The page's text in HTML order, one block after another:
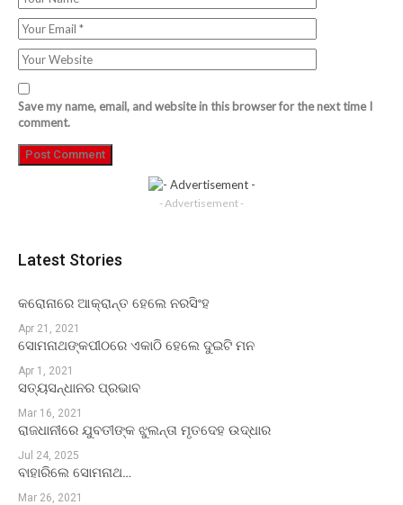
Save my name, email, and website in this browser for the next time I
comment.
- Advertisement -
Latest Stories
କରୋନାରେ ଆକ୍ରାନ୍ତ ହେଲେ ନରସିଂହ
Apr 21, 2021
ସୋମନାଥଙ୍କପୀଠରେ ଏକାଠି ହେଲେ ଦୁଇଟି ମନ
Apr 1, 2021
ସତ୍ୟସନ୍ଧାନର ପ୍ରଭାବ
Mar 16, 2021
ରାଜଧାନୀରେ ଯୁବତୀଙ୍କ ଝୁଲନ୍ତା ମୃତଦେହ ଉଦ୍ଧାର
Jul 24, 2025
ବାହାରିଲେ ସୋମନାଥ…
Mar 26, 2021